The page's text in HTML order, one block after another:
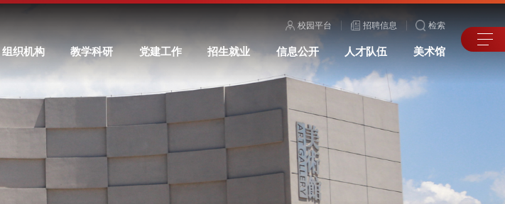
校园平台 招聘信息 检索
组织机构 教学科研 党建工作 招生就业 信息公开 人才队伍 美术馆